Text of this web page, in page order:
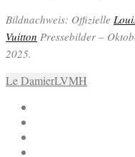
Bildnachweis: Offizielle
Vuitton Pressebilder –
2025.
Le DamierLVMH